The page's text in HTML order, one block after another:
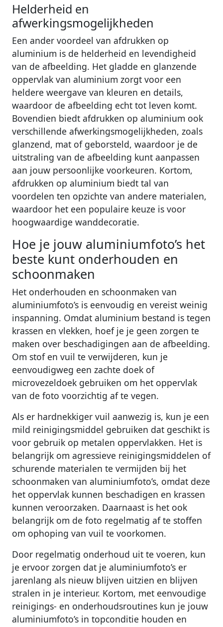
Helderheid en
afwerkingsmogelijkheden
Een ander voordeel van afdrukken op
aluminium is de helderheid en levendigheid
van de afbeelding. Het gladde en glanzende
oppervlak van aluminium zorgt voor een
heldere weergave van kleuren en details,
waardoor de afbeelding echt tot leven komt.
Bovendien biedt afdrukken op aluminium ook
verschillende afwerkingsmogelijkheden, zoals
glanzend, mat of geborsteld, waardoor je de
uitstraling van de afbeelding kunt aanpassen
aan jouw persoonlijke voorkeuren. Kortom,
afdrukken op aluminium biedt tal van
voordelen ten opzichte van andere materialen,
waardoor het een populaire keuze is voor
hoogwaardige wanddecoratie.
Hoe je jouw aluminiumfoto’s het
beste kunt onderhouden en
schoonmaken
Het onderhouden en schoonmaken van
aluminiumfoto’s is eenvoudig en vereist weinig
inspanning. Omdat aluminium bestand is tegen
krassen en vlekken, hoef je je geen zorgen te
maken over beschadigingen aan de afbeelding.
Om stof en vuil te verwijderen, kun je
eenvoudigweg een zachte doek of
microvezeldoek gebruiken om het oppervlak
van de foto voorzichtig af te vegen.
Als er hardnekkiger vuil aanwezig is, kun je een
mild reinigingsmiddel gebruiken dat geschikt is
voor gebruik op metalen oppervlakken. Het is
belangrijk om agressieve reinigingsmiddelen of
schurende materialen te vermijden bij het
schoonmaken van aluminiumfoto’s, omdat deze
het oppervlak kunnen beschadigen en krassen
kunnen veroorzaken. Daarnaast is het ook
belangrijk om de foto regelmatig af te stoffen
om ophoping van vuil te voorkomen.
Door regelmatig onderhoud uit te voeren, kun
je ervoor zorgen dat je aluminiumfoto’s er
jarenlang als nieuw blijven uitzien en blijven
stralen in je interieur. Kortom, met eenvoudige
reinigings- en onderhoudsroutines kun je jouw
aluminiumfoto’s in topconditie houden en